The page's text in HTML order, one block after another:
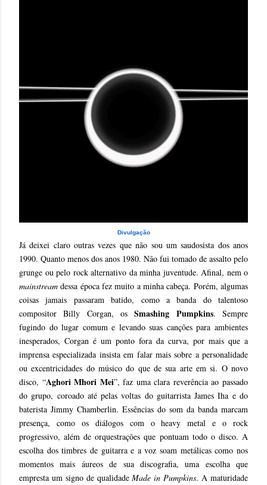
Divulgação
Já deixei claro outras vezes que não sou um saudosista dos anos
1990. Quanto menos dos anos 1980. Não fui tomado de assalto pelo
grunge ou pelo rock alternativo da minha juventude. Afinal, nem o
mainstream dessa época fez muito a minha cabeça. Porém, algumas
coisas jamais passaram batido, como a banda do talentoso
compositor Billy Corgan, osSmashing Pumpkins. Sempre
fugindo do lugar comum e levando suas canções para ambientes
inesperados, Corgan é um ponto fora da curva, por mais que a
imprensa especializada insista em falar mais sobre a personalidade
ou excentricidades do músico do que de sua arte em si. O novo
disco, “Aghori Mhori Mei”, faz uma clara reverência ao passado
do grupo, coroado até pelas voltas do guitarrista James Iha e do
baterista Jimmy Chamberlin. Essências do som da banda marcam
presença, como os diálogos com o heavy metal e o rock
progressivo, além de orquestrações que pontuam todo o disco. A
escolha dos timbres de guitarra e a voz soam metálicas como nos
momentos mais áureos de sua discografia, uma escolha que
empresta um signo de qualidadeMade in Pumpkins. A maturidade